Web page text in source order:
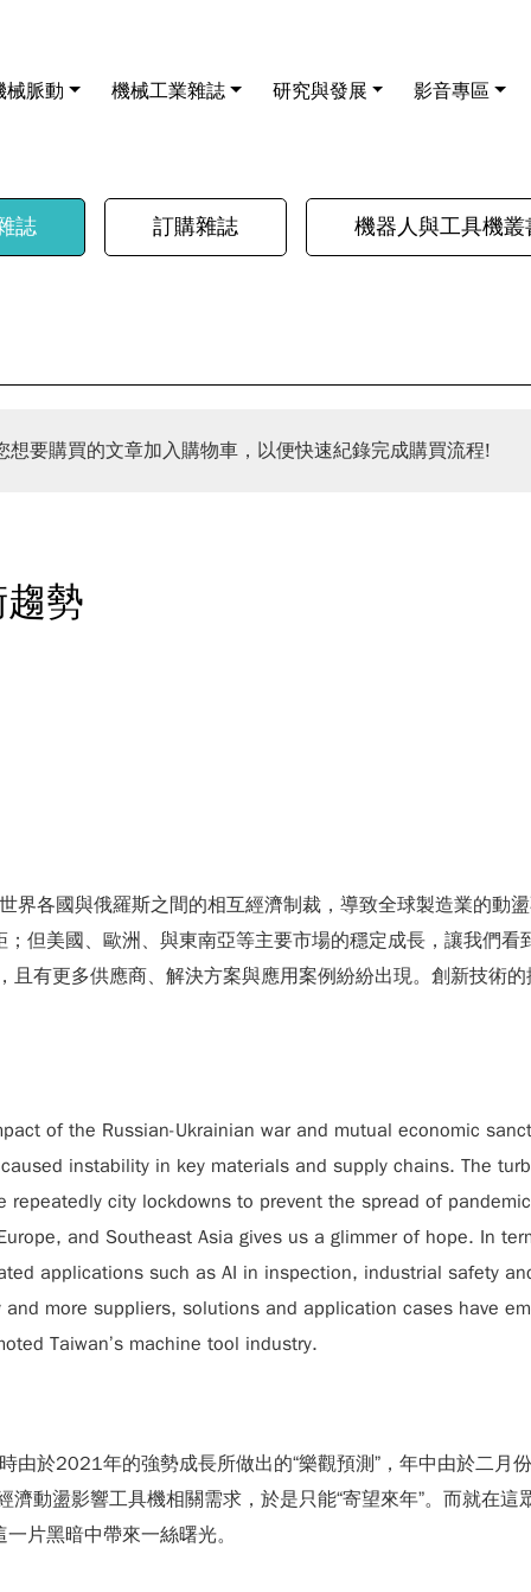
械脈動 機械工業雜誌 研究與發展 影音專區
誌 訂購雜誌 機器人與工具機叢
要購買的文章加入購物車，以便快速紀錄完成購買流程!
勢
各國與俄羅斯之間的相互經濟制裁，導致全球製造業的動
但美國、歐洲、與東南亞等主要市場的穩定成長，讓我們
且有更多供應商、解決方案與應用案例紛紛出現。創新技術
of the Russian-Ukrainian war and mutual economic
instability in key materials and supply chains. The
city lockdowns to prevent the spread of
and Southeast Asia gives us a glimmer of hope. In
applications such as AI in inspection, industrial safety
more suppliers, solutions and application cases have
Taiwan’s machine tool industry.
於2021年的強勢成長所做出的“樂觀預測”，年中由於二月
動盪影響工具機相關需求，於是只能“寄望來年”。而就在
片黑暗中帶來一絲曙光。